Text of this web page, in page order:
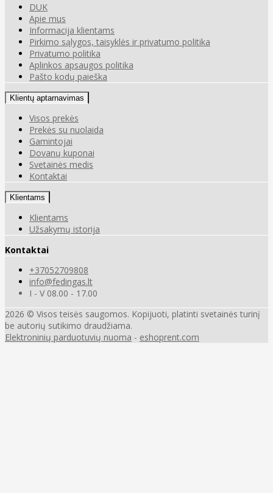
DUK
Apie mus
Informacija klientams
Pirkimo sąlygos, taisyklės ir privatumo politika
Privatumo politika
Aplinkos apsaugos politika
Pašto kodų paieška
Klientų aptarnavimas
Visos prekės
Prekės su nuolaida
Gamintojai
Dovanų kuponai
Svetainės medis
Kontaktai
Klientams
Klientams
Užsakymų istorija
Kontaktai
+37052709808
info@fedingas.lt
I - V 08.00 - 17.00
2026 © Visos teisės saugomos. Kopijuoti, platinti svetainės turinį
be autorių sutikimo draudžiama.
Elektroninių parduotuvių nuoma - eshoprent.com